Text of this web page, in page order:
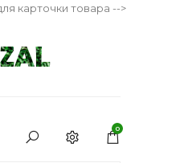
карточки товара -->
0